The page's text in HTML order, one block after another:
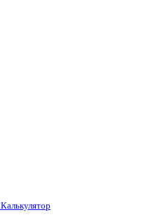
Калькулятор